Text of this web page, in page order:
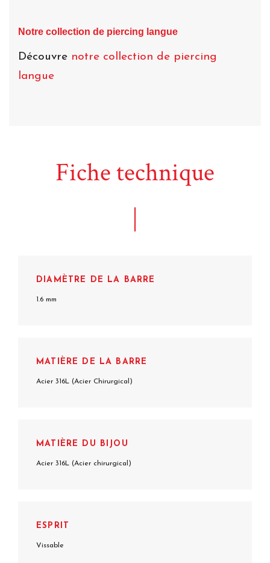
Notre collection de piercing langue
Découvre notre collection de piercing
langue
Fiche technique
DIAMÈTRE DE LA BARRE
1.6 mm
MATIÈRE DE LA BARRE
Acier 316L (Acier Chirurgical)
MATIÈRE DU BIJOU
Acier 316L (Acier chirurgical)
ESPRIT
Vissable